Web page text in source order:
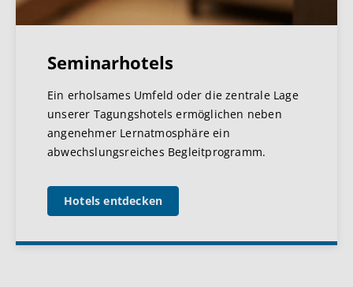
Seminarhotels
Ein erholsames Umfeld oder die zentrale Lage
unserer Tagungshotels ermöglichen neben
angenehmer Lernatmosphäre ein
abwechslungsreiches Begleitprogramm.
Hotels entdecken